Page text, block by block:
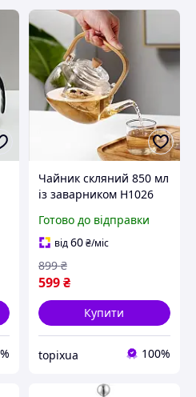
Чайник скляний 850 мл
із заварником H1026
заварювання із колбою
зі скла
Готово до відправки
від60₴/міс
599₴
899 ₴
Купити
topixua 100%